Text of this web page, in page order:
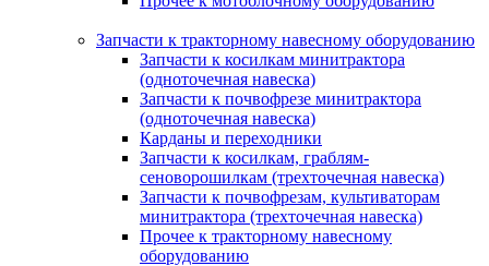
Запчасти к тракторному навесному оборудованию
Запчасти к косилкам минитрактора
(одноточечная навеска)
Запчасти к почвофрезе минитрактора
(одноточечная навеска)
Карданы и переходники
Запчасти к косилкам, граблям-
сеноворошилкам (трехточечная навеска)
Запчасти к почвофрезам, культиваторам
минитрактора (трехточечная навеска)
Прочее к тракторному навесному
оборудованию